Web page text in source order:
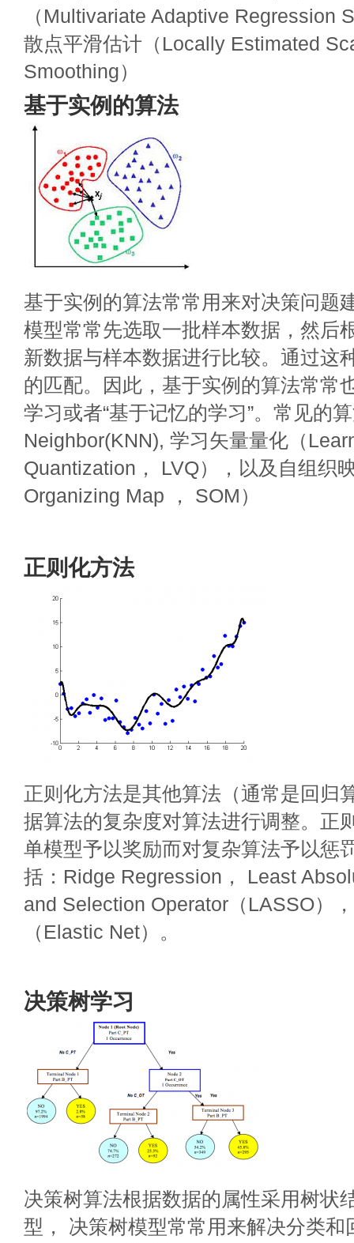
（Multivariate Adaptive Regression
散点平滑估计（Locally Estimated
Smoothing）
基于实例的算法
基于实例的算法常常用来对决策问题
模型常常先选取一批样本数据，然后
新数据与样本数据进行比较。通过这
的匹配。因此，基于实例的算法常常
学习或者“基于记忆的学习”。常见的
Neighbor(KNN), 学习矢量量化（
Quantization， LVQ），以及自组织
Organizing Map ， SOM）
正则化方法
正则化方法是其他算法（通常是回归
据算法的复杂度对算法进行调整。正
单模型予以奖励而对复杂算法予以惩
括：Ridge Regression， Least
and Selection Operator（LASSO）
（Elastic Net）。
决策树学习
决策树算法根据数据的属性采用树状
型， 决策树模型常常用来解决分类和